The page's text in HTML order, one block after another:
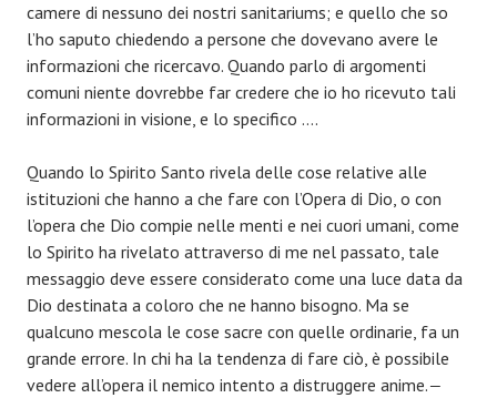
camere di nessuno dei nostri sanitariums; e quello che so
l’ho saputo chiedendo a persone che dovevano avere le
informazioni che ricercavo. Quando parlo di argomenti
comuni niente dovrebbe far credere che io ho ricevuto tali
informazioni in visione, e lo specifico ….
Quando lo Spirito Santo rivela delle cose relative alle
istituzioni che hanno a che fare con l’Opera di Dio, o con
l’opera che Dio compie nelle menti e nei cuori umani, come
lo Spirito ha rivelato attraverso di me nel passato, tale
messaggio deve essere considerato come una luce data da
Dio destinata a coloro che ne hanno bisogno. Ma se
qualcuno mescola le cose sacre con quelle ordinarie, fa un
grande errore. In chi ha la tendenza di fare ciò, è possibile
vedere all’opera il nemico intento a distruggere anime.—